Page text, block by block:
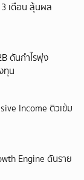
เดือน ลุ้นผล
ดันกำไรพุ่ง
ทุน
Income ติวเข้ม
Engine ดันราย